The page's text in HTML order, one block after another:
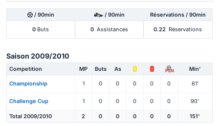
/ 90min / 90min Réservations / 90min
0 Buts 0 Assistances 0.22 Réservations
Saison 2009/2010
Competition MP Buts As PEN Min'
Championship 1 0 0 0 0 0 61'
Challenge Cup 1 0 0 0 0 0 90'
Total 2009/2010 2 0 0 0 0 0 151'